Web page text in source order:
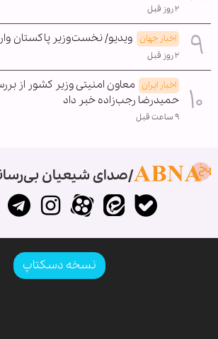
۲ روز قبل
اخبار جهان ویدیو/ نخست‌وزیر پاکستان
۲ روز قبل
اخبار ایران معاون امنیتی وزیر کشور از
حمیدرضا رجب‌زاده خبر داد
۹ ساعت قبل
صدای شیعیان
نسخه دسکتاپ